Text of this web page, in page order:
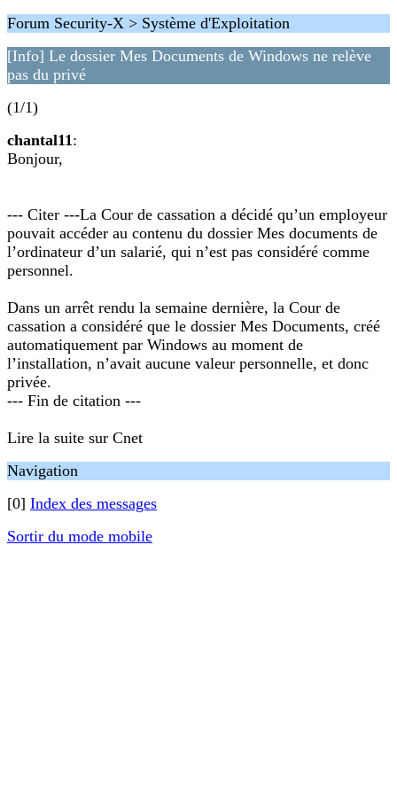
Forum Security-X > Système d'Exploitation
[Info] Le dossier Mes Documents de Windows ne relève
pas du privé
(1/1)
chantal11:
Bonjour,
--- Citer ---La Cour de cassation a décidé qu’un employeur
pouvait accéder au contenu du dossier Mes documents de
l’ordinateur d’un salarié, qui n’est pas considéré comme
personnel.
Dans un arrêt rendu la semaine dernière, la Cour de
cassation a considéré que le dossier Mes Documents, créé
automatiquement par Windows au moment de
l’installation, n’avait aucune valeur personnelle, et donc
privée.
--- Fin de citation ---
Lire la suite sur Cnet
Navigation
[0] Index des messages
Sortir du mode mobile